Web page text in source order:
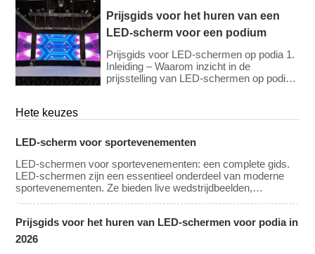
hogere resoluties (4K/8K […]
beslissing om een ​​LED-videowall te
kopen of te huren is een van de
belangrijkste financiële investeringen die
een evenementenplanner, kerk of
productiebedrijf kan doen. Het is de
klassieke CapEx (Capital Investment) […]
Prijsgids voor het huren van een
LED-scherm voor een podium
Prijsgids voor LED-schermen op podia 1.
Inleiding – Waarom inzicht in de
prijsstelling van LED-schermen op podia
en grootschalige evenementen. Of u nu
van plan bent een LED-videowall te huren
of te kopen, inzicht in de prijsklasse en de
belangrijkste factoren die de kosten
beïnvloeden is cruciaal […]
Hete keuzes
LED-scherm voor sportevenementen
LED-schermen voor sportevenementen: een complete gids.
LED-schermen zijn een essentieel onderdeel van moderne
sportevenementen. Ze bieden live wedstrijdbeelden,
herhalingen, scores, reclame en mogelijkheden voor interactie
wedstrijddag voor de fans en bieden waardevolle kansen voor
sponsoring en reclame-inkomsten. Deze gids behandelt de
Prijsgids voor het huren van LED-schermen voor podia in
2026